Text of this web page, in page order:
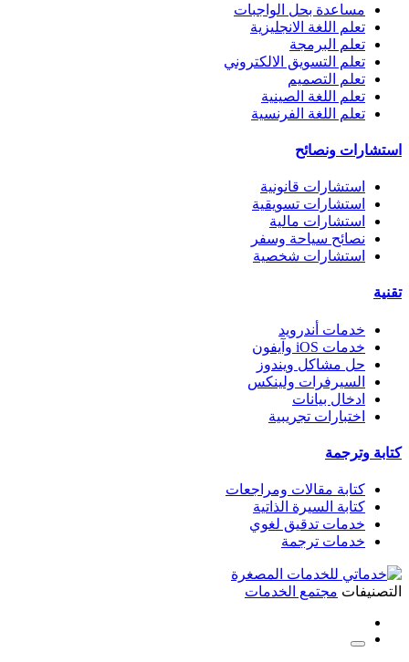
مساعدة بحل الواجبات
تعلم اللغة الانجليزية
تعلم البرمجة
تعلم التسويق الالكتروني
تعلم التصميم
تعلم اللغة الصينية
تعلم اللغة الفرنسية
استشارات ونصائح
استشارات قانونية
استشارات تسويقية
استشارات مالية
نصائح سياحة وسفر
استشارات شخصية
تقنية
خدمات أندرويد
خدمات iOS وآيفون
حل مشاكل ويندوز
السيرفرات ولينكس
ادخال بيانات
اختبارات تجريبية
كتابة وترجمة
كتابة مقالات ومراجعات
كتابة السيرة الذاتية
خدمات تدقيق لغوي
خدمات ترجمة
التصنيفات مجتمع الخدمات